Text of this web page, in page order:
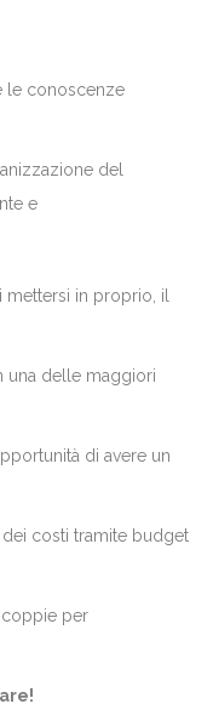
le conoscenze
del
e
mettersi in proprio, il
una delle maggiori
di avere un
costi tramite budget
per